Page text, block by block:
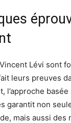
Lévi sont
leurs preuves
l’approche
garantit non
mais aussi des